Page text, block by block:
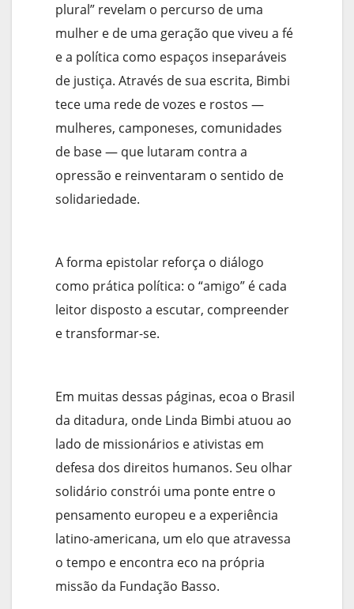
plural” revelam o percurso de uma
mulher e de uma geração que viveu a fé
e a política como espaços inseparáveis
de justiça. Através de sua escrita, Bimbi
tece uma rede de vozes e rostos —
mulheres, camponeses, comunidades
de base — que lutaram contra a
opressão e reinventaram o sentido de
solidariedade.
A forma epistolar reforça o diálogo
como prática política: o “amigo” é cada
leitor disposto a escutar, compreender
e transformar-se.
Em muitas dessas páginas, ecoa o Brasil
da ditadura, onde Linda Bimbi atuou ao
lado de missionários e ativistas em
defesa dos direitos humanos. Seu olhar
solidário constrói uma ponte entre o
pensamento europeu e a experiência
latino-americana, um elo que atravessa
o tempo e encontra eco na própria
missão da Fundação Basso.